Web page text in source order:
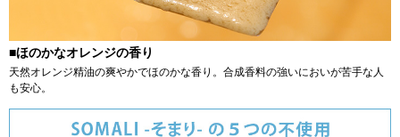
■ほのかなオレンジの香り
天然オレンジ精油の爽やかでほのかな香り。合成香料の強いにおいが苦手な人
も安心。